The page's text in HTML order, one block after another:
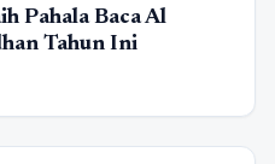
Pahala Baca Al
Tahun Ini